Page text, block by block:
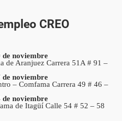
CREO
de noviembre
de Aranjuez Carrera 51A # 91 –
de noviembre
– Comfama Carrera 49 # 46 –
de noviembre
de Itagüí Calle 54 # 52 – 58